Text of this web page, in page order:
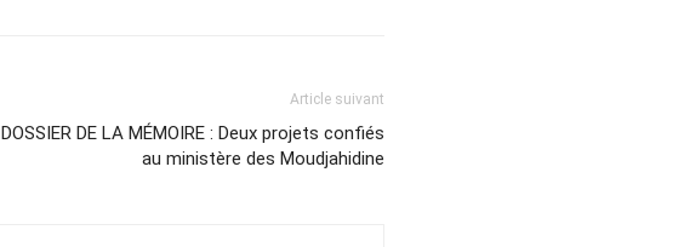
Article suivant
DOSSIER DE LA MÉMOIRE : Deux projets confiés
au ministère des Moudjahidine